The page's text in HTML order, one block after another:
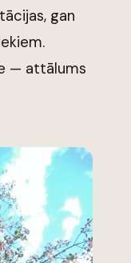
gan
— attālums